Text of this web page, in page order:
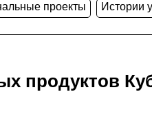
проекты Истории
продуктов